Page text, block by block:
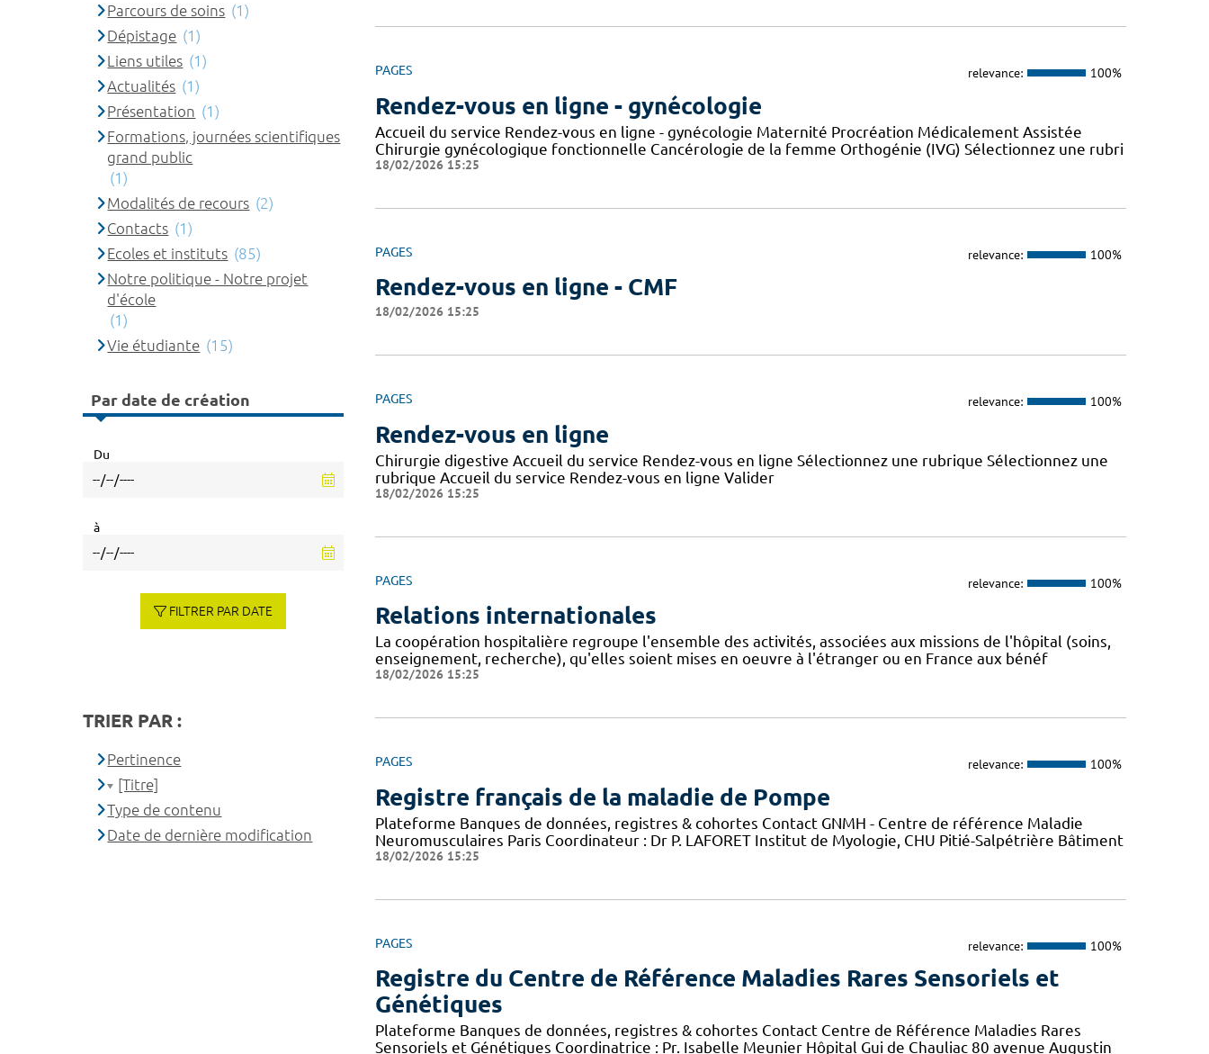
PAGES relevance: 100%
Rendez-vous en ligne - gynécologie
Accueil du service Rendez-vous en ligne - gynécologie Maternité Procréation Médicalement Assistée
Chirurgie gynécologique fonctionnelle Cancérologie de la femme Orthogénie (IVG) Sélectionnez une rubri
18/02/2026 15:25
PAGES relevance: 100%
Rendez-vous en ligne - CMF
18/02/2026 15:25
PAGES relevance: 100%
Rendez-vous en ligne
Chirurgie digestive Accueil du service Rendez-vous en ligne Sélectionnez une rubrique Sélectionnez une
rubrique Accueil du service Rendez-vous en ligne Valider
18/02/2026 15:25
PAGES relevance: 100%
Relations internationales
La coopération hospitalière regroupe l'ensemble des activités, associées aux missions de l'hôpital (soins,
enseignement, recherche), qu'elles soient mises en oeuvre à l'étranger ou en France aux bénéf
18/02/2026 15:25
PAGES relevance: 100%
Registre français de la maladie de Pompe
Plateforme Banques de données, registres & cohortes Contact GNMH - Centre de référence Maladie
Neuromusculaires Paris Coordinateur : Dr P. LAFORET Institut de Myologie, CHU Pitié-Salpétrière Bâtiment
18/02/2026 15:25
PAGES relevance: 100%
Registre du Centre de Référence Maladies Rares Sensoriels et
Génétiques
Plateforme Banques de données, registres & cohortes Contact Centre de Référence Maladies Rares
Sensoriels et Génétiques Coordinatrice : Pr. Isabelle Meunier Hôpital Gui de Chauliac 80 avenue Augustin
Parcours de soins (1)
Dépistage (1)
Liens utiles (1)
Actualités (1)
Présentation (1)
Formations, journées scientifiques
grand public
(1)
Modalités de recours (2)
Contacts (1)
Ecoles et instituts (85)
Notre politique - Notre projet
d'école
(1)
Vie étudiante (15)
Par date de création
Du
à
FILTRER PAR DATE
TRIER PAR :
Pertinence
[Titre]
Type de contenu
Date de dernière modification